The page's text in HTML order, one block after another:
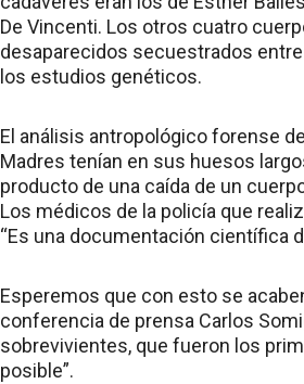
De Vincenti. Los otros cuatro
desaparecidos secuestrados
los estudios genéticos.
El análisis antropológico forense
Madres tenían en sus huesos
producto de una caída de un
Los médicos de la policía que
“Es una documentación científica
Esperemos que con esto se
conferencia de prensa Carlos
sobrevivientes, que fueron los
posible”.